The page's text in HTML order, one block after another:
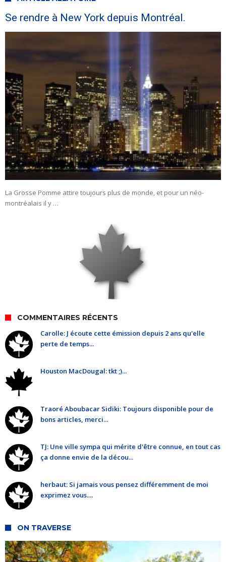
Se rendre à New York depuis Montréal.
La Grosse Pomme attire toujours plus de monde, et pour un néo-
montréalais il y …
COMMENTAIRES RÉCENTS
Carolle: J écoute cette émission depuis 2 ans qu'elle
perte de temps...
Houston MacDougal: tkt ;)...
Traoré Aboubacar Sidiki: Toujours disponible pour de
bons articles, merci...
TJ: Une ville sympa qui mérite d'être connue, en tout cas
ça donne envie de la décou...
herbaut: Si jamais vous pensez différemment de moi
exprimez vous....
ON TRAVERSE